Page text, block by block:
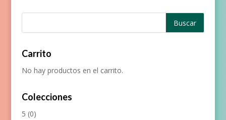
Carrito
No hay productos en el carrito.
Colecciones
5 (0)